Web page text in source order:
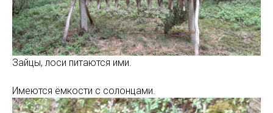
Зайцы, лоси питаются ими.
Имеются ёмкости с солонцами.